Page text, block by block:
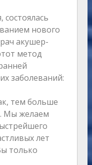
нового
акушер-
метод
заболеваний:
тем больше
Мы желаем
лет
только